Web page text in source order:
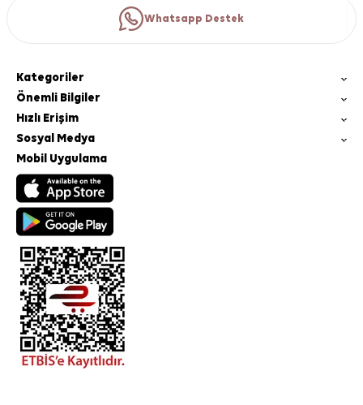
Whatsapp Destek
Kategoriler
Önemli Bilgiler
Hızlı Erişim
Sosyal Medya
Mobil Uygulama